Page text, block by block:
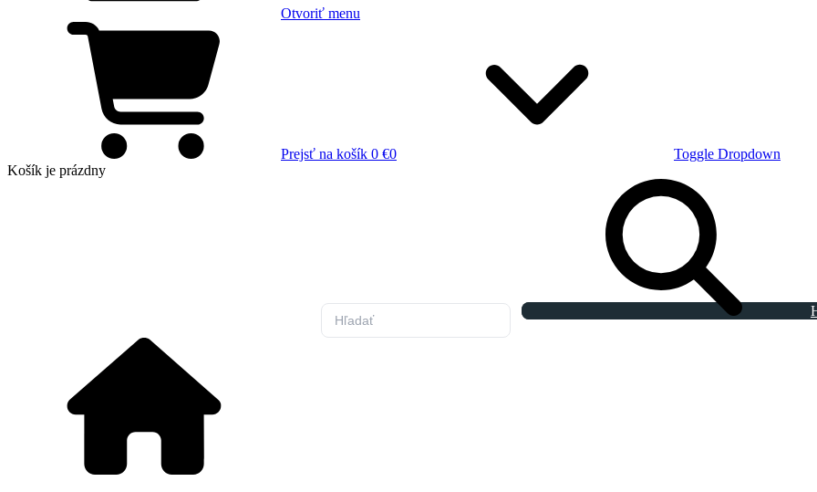
Otvoriť menu
Prejsť na košík 0 €0
Toggle Dropdown
Košík je prázdny